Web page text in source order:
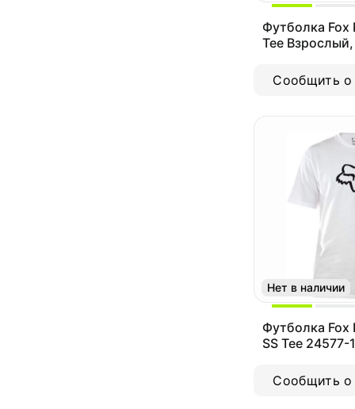
Футболка Fox
Tee
Сообщить о
Нет в наличии
Футболка Fox
SS Tee 24577-
Сообщить о